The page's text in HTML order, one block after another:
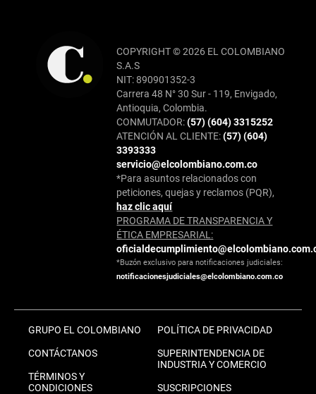
COPYRIGHT © 2026 EL COLOMBIANO
S.A.S
NIT: 890901352-3
Carrera 48 N° 30 Sur - 119, Envigado,
Antioquia, Colombia.
CONMUTADOR:(57) (604) 3315252
ATENCIÓN AL CLIENTE:(57) (604)
3393333
servicio@elcolombiano.com.co
*Para asuntos relacionados con
peticiones, quejas y reclamos (PQR),
haz clic aquí
PROGRAMA DE TRANSPARENCIA Y
ÉTICA EMPRESARIAL:
*Buzón exclusivo para notificaciones judiciales:
notificacionesjudiciales@elcolombiano.com.co
GRUPO EL COLOMBIANO
CONTÁCTANOS
TÉRMINOS Y
CONDICIONES
POLÍTICA DE PRIVACIDAD
SUPERINTENDENCIA DE
INDUSTRIA Y COMERCIO
SUSCRIPCIONES